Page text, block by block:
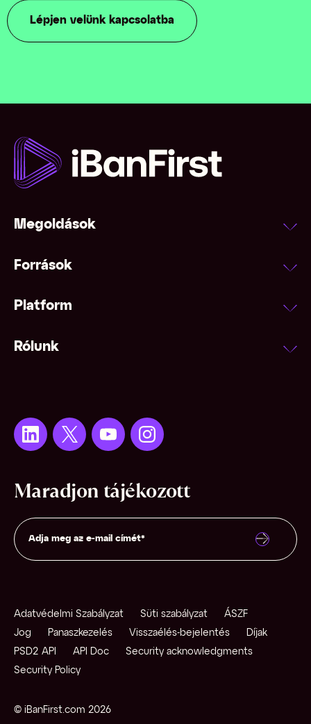
Lépjen velünk kapcsolatba
Megoldások
Források
Platform
Rólunk
Maradjon tájékozott
© iBanFirst.com 2026
Adatvédelmi Szabályzat Süti szabályzat ÁSZF
Jog Panaszkezelés Visszaélés-bejelentés Díjak
PSD2 API API Doc Security acknowledgments
Security Policy